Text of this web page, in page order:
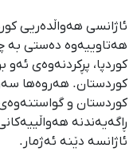
هەتاوییەوە دەستی بە
كوردپا، پڕكردنەوەی
كوردستان. هەروەها
كوردستان و
ڕاگەیەندنە
ئاژانسە دێنە ئەژمار.